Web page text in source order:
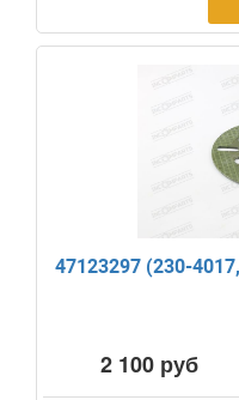
47123297 (230-
2 100 руб